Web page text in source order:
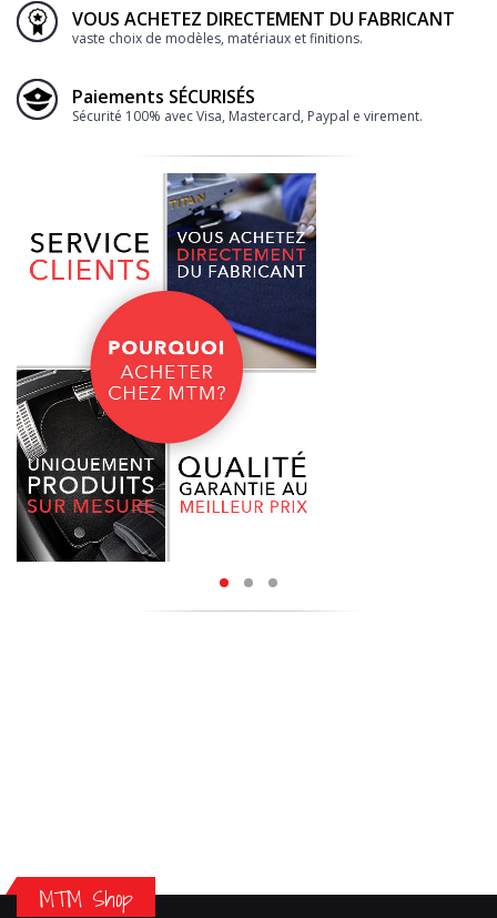
VOUS ACHETEZ DIRECTEMENT DU FABRICANT
vaste choix de modèles, matériaux et finitions.
Paiements SÉCURISÉS
Sécurité 100% avec Visa, Mastercard, Paypal e virement.
MTM Shop